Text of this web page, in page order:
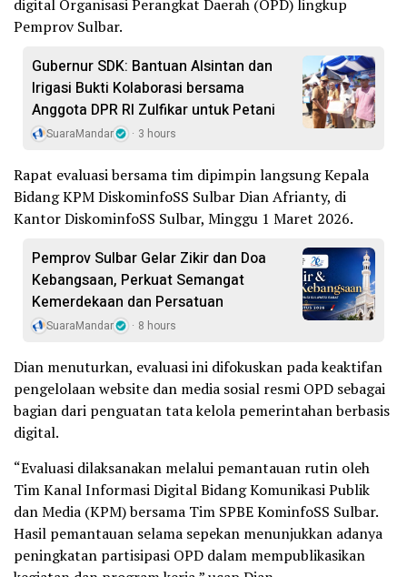
digital Organisasi Perangkat Daerah (OPD) lingkup
Pemprov Sulbar.
Gubernur SDK: Bantuan Alsintan dan
Irigasi Bukti Kolaborasi bersama
Anggota DPR RI Zulfikar untuk Petani
SuaraMandar 3 hours
Rapat evaluasi bersama tim dipimpin langsung Kepala
Bidang KPM DiskominfoSS Sulbar Dian Afrianty, di
Kantor DiskominfoSS Sulbar, Minggu 1 Maret 2026.
Pemprov Sulbar Gelar Zikir dan Doa
Kebangsaan, Perkuat Semangat
Kemerdekaan dan Persatuan
SuaraMandar 8 hours
Dian menuturkan, evaluasi ini difokuskan pada keaktifan
pengelolaan website dan media sosial resmi OPD sebagai
bagian dari penguatan tata kelola pemerintahan berbasis
digital.
“Evaluasi dilaksanakan melalui pemantauan rutin oleh
Tim Kanal Informasi Digital Bidang Komunikasi Publik
dan Media (KPM) bersama Tim SPBE KominfoSS Sulbar.
Hasil pemantauan selama sepekan menunjukkan adanya
peningkatan partisipasi OPD dalam mempublikasikan